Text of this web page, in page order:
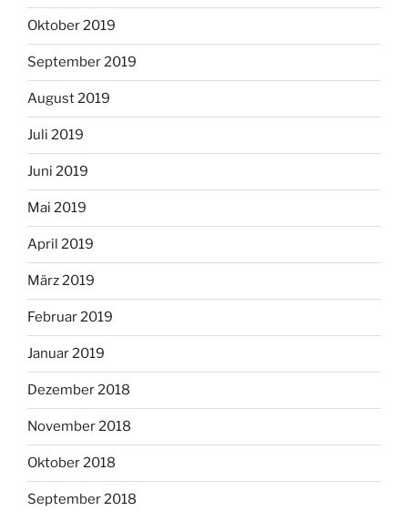
Oktober 2019
September 2019
August 2019
Juli 2019
Juni 2019
Mai 2019
April 2019
März 2019
Februar 2019
Januar 2019
Dezember 2018
November 2018
Oktober 2018
September 2018